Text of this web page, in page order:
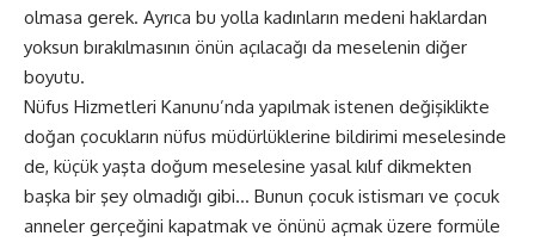
olmasa gerek. Ayrıca bu yolla kadınların medeni haklardan
yoksun bırakılmasının önün açılacağı da meselenin diğer
boyutu.
Nüfus Hizmetleri Kanunu’nda yapılmak istenen değişiklikte
doğan çocukların nüfus müdürlüklerine bildirimi meselesinde
de, küçük yaşta doğum meselesine yasal kılıf dikmekten
başka bir şey olmadığı gibi… Bunun çocuk istismarı ve çocuk
anneler gerçeğini kapatmak ve önünü açmak üzere formüle